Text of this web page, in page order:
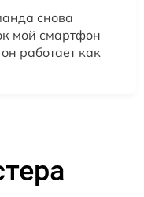
снова
мой смартфон
работает как